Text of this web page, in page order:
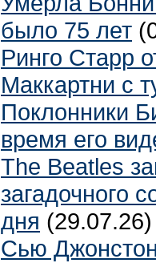
было 75 лет
Ринго Старр
Маккартни с
Поклонники
время его
The Beatles
загадочного
дня (29.07.26)
Сью